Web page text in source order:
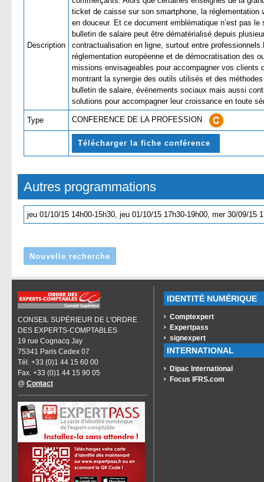
Description
ticket de caisse sur son smartphone, la
en douceur. Et ce document emblématique n’est pas
bulletin de salaire peut être dématérialisé depuis
contractualisation en ligne, surtout entre
réglementation européenne et de démocratisation des
missions envisageables pour accompagner vos clients
montrant la synergie des outils utilisés et des
bulletin de salaire, évènements sociaux mais aussi
solutions pour accompagner leur croissance en
Type CONFERENCE DE LA PROFESSION
Télécharger la fiche conférence
Autres programmations
jeu 01/10/15 14h00-15h30, jeu 01/10/15 17h30-19h00, mer 30/09/15
Nouvelle recherche
CONSEIL SUPÉRIEUR DE L'ORDRE
DES EXPERTS-COMPTABLES
19 rue Cognacq Jay
75341 Paris Cedex 07
Tél. +33 (0)1 44 15 60 00
Fax. +33 (0)1 44 15 90 05
@ Contact
IDENTITÉ NUMÉRIQUE
Comptexpert
Expertpass
signexpert
INTERNATIONAL
Dipac International
Focus IFRS.com